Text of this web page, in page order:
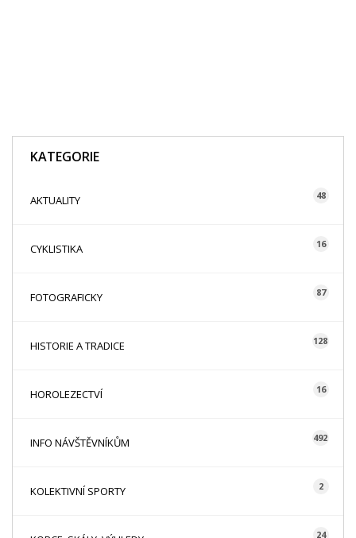
KATEGORIE
AKTUALITY 48
CYKLISTIKA 16
FOTOGRAFICKY 87
HISTORIE A TRADICE 128
HOROLEZECTVÍ 16
INFO NÁVŠTĚVNÍKŮM 492
KOLEKTIVNÍ SPORTY 2
24